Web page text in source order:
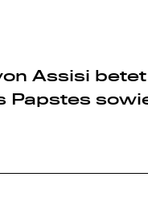
Assisi
Papstes